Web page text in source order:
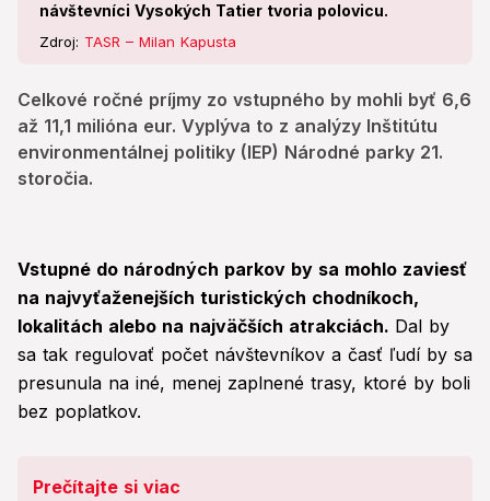
návštevníci Vysokých Tatier tvoria polovicu.
Zdroj: TASR – Milan Kapusta
Celkové ročné príjmy zo vstupného by mohli byť 6,6
až 11,1 milióna eur. Vyplýva to z analýzy Inštitútu
environmentálnej politiky (IEP) Národné parky 21.
storočia.
Vstupné do národných parkov by sa mohlo zaviesť
na najvyťaženejších turistických chodníkoch,
lokalitách alebo na najväčších atrakciách. Dal by
sa tak regulovať počet návštevníkov a časť ľudí by sa
presunula na iné, menej zaplnené trasy, ktoré by boli
bez poplatkov.
Prečítajte si viac